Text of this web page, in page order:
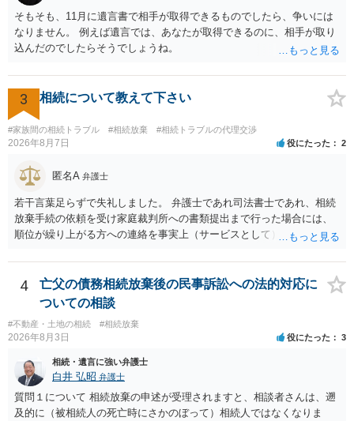
比較的短い熟慮期間のことを考えると、来週早々すぐにでも御連絡す
る方が良いでしょう。 もし法テラスが御利用になれない、あるいは時
間がない等であれば、相続を取扱分野としている弁護士を適宜探し
（WEB等で）、問い合わせてみることです。相続を扱う弁護士でも相
見積もりをとって）、一番安いところでやってもらうことに決めれ
ば、キューちゃんママさんの御希望をかなえることができるのではな
いでしょうか。 あるいは相続放棄であれば御自分でできなくもないと
は思います。その場合、かかるのは戸籍等の取得費用と印紙代だけと
を確認し、印紙と共に家庭裁判所に提出して相続放棄申述受理通知書
そもそも、11月に遺言書で相手が取得できるものでしたら、争いには
なりません。 例えば遺言では、あなたが取得できるのに、相手が取り
込んだのでしたらそうでしょうね。
3 相続について教えて下さい
#家族間の相続トラブル #相続放棄 #相続トラブルの代理交渉
2026年8月7日 役にたった 2
匿名A 弁護士
若干言葉足らずで失礼しました。 弁護士であれ司法書士であれ、相続
放棄手続の依頼を受け家庭裁判所への書類提出まで行った場合には、
順位が繰り上がる方への連絡を事実上（サービスとして）行うことは
できない、という意味でした。
4
亡父の債務相続放棄後の民事訴訟への法的対応に
ついての相談
#不動産・土地の相続 #相続放棄
2026年8月3日 役にたった 3
相続・遺言に強い弁護士
白井 弘昭 弁護士
質問１について 相続放棄の申述が受理されますと、相談者さんは、遡
及的に（被相続人の死亡時にさかのぼって）相続人ではなくなりま